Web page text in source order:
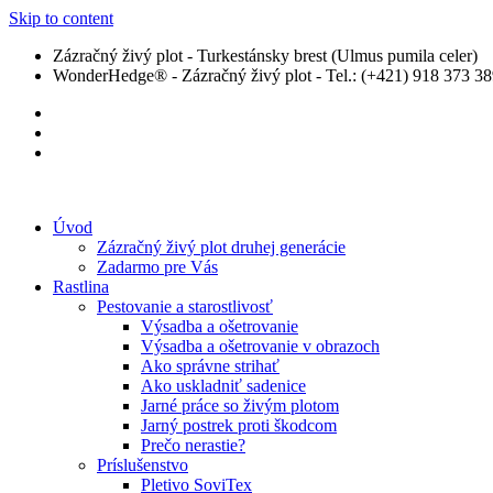
Skip to content
Zázračný živý plot - Turkestánsky brest (Ulmus pumila celer)
WonderHedge® - Zázračný živý plot - Tel.: (+421) 918 373
Úvod
Zázračný živý plot druhej generácie
Zadarmo pre Vás
Rastlina
Pestovanie a starostlivosť
Výsadba a ošetrovanie
Výsadba a ošetrovanie v obrazoch
Ako správne strihať
Ako uskladniť sadenice
Jarné práce so živým plotom
Jarný postrek proti škodcom
Prečo nerastie?
Príslušenstvo
Pletivo SoviTex